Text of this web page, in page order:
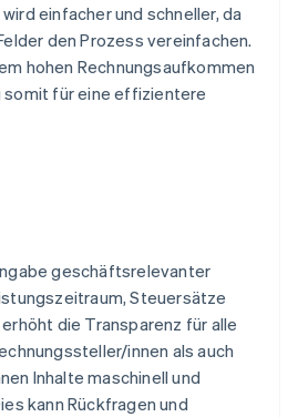
einfacher und schneller, da
den Prozess vereinfachen.
hohen Rechnungsaufkommen
somit für eine effizientere
geschäftsrelevanter
Steuersätze
die Transparenz für alle
innen als auch
Inhalte maschinell und
kann Rückfragen und